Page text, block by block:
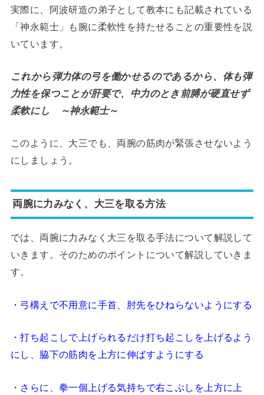
実際に、阿波研造の弟子として教本にも記載されている
「神永範士」も腕に柔軟性を持たせることの重要性を説
いています。
これから弾力体の弓を働かせるのであるから、体も弾
力性を保つことが肝要で、中力のとき前膊が硬直せず
柔軟にし ～神永範士～
このように、大三でも、両腕の筋肉が緊張させないよう
にしましょう。
両腕に力みなく、大三を取る方法
では、両腕に力みなく大三を取る手法について解説して
いきます。そのためのポイントについて解説していきま
す。
・弓構えで不用意に手首、肘先をひねらないようにする
・打ち起こしで上げられるだけ打ち起こしを上げるよう
にし、脇下の筋肉を上方に伸ばすようにする
・さらに、拳一個上げる気持ちで右こぶしを上方に上